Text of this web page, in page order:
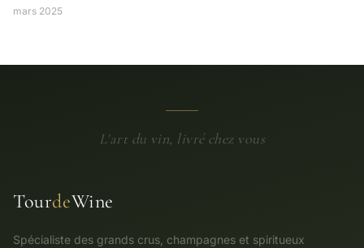
mars 2025
L'art du vin, livré chez vous
TourdeWine
Spécialiste des grands crus, champagnes et spiritueux